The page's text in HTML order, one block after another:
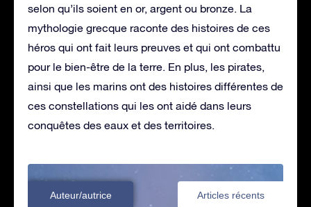
selon qu’ils soient en or, argent ou bronze. La
mythologie grecque raconte des histoires de ces
héros qui ont fait leurs preuves et qui ont combattu
pour le bien-être de la terre. En plus, les pirates,
ainsi que les marins ont des histoires différentes de
ces constellations qui les ont aidé dans leurs
conquêtes des eaux et des territoires.
Auteur/autrice Articles récents